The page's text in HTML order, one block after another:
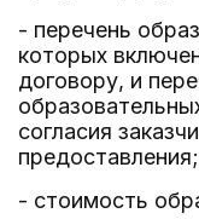
- перечень
которых
договору, и
согласия
предоставления;
- стоимость